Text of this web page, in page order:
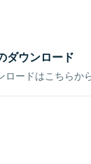
ダウンロード
ードはこちらか